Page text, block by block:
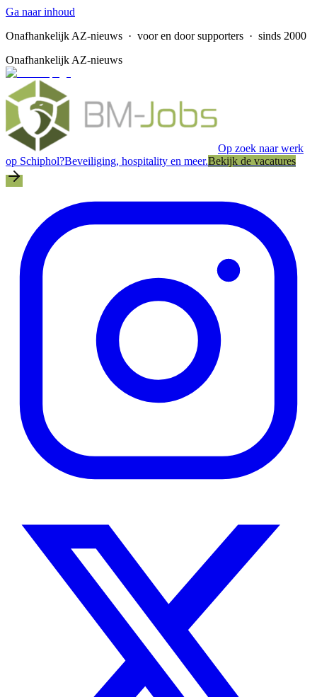
Ga naar inhoud
Onafhankelijk AZ-nieuws · voor en door supporters · sinds 2000
Onafhankelijk AZ-nieuws
Op zoek naar werk
op Schiphol?Beveiliging, hospitality en meer.Bekijk de vacatures